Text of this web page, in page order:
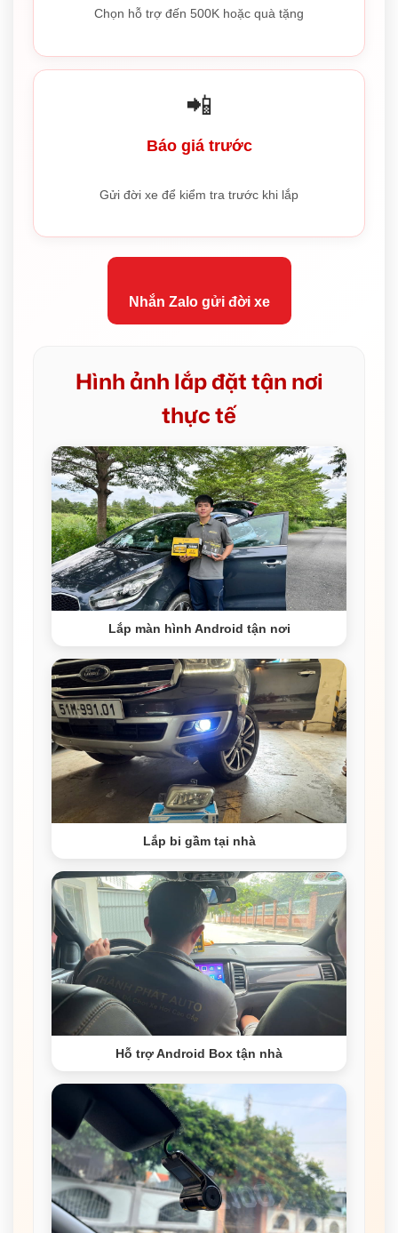
Chọn hỗ trợ đến 500K hoặc quà tặng
📲
Báo giá trước
Gửi đời xe để kiểm tra trước khi lắp
Nhắn Zalo gửi đời xe
Hình ảnh lắp đặt tận nơi
thực tế
Lắp màn hình Android tận nơi
Lắp bi gầm tại nhà
Hỗ trợ Android Box tận nhà